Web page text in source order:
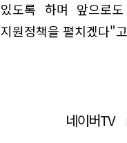
있도록 하며 앞으로
지원정책을 펼치겠다"
네이버TV